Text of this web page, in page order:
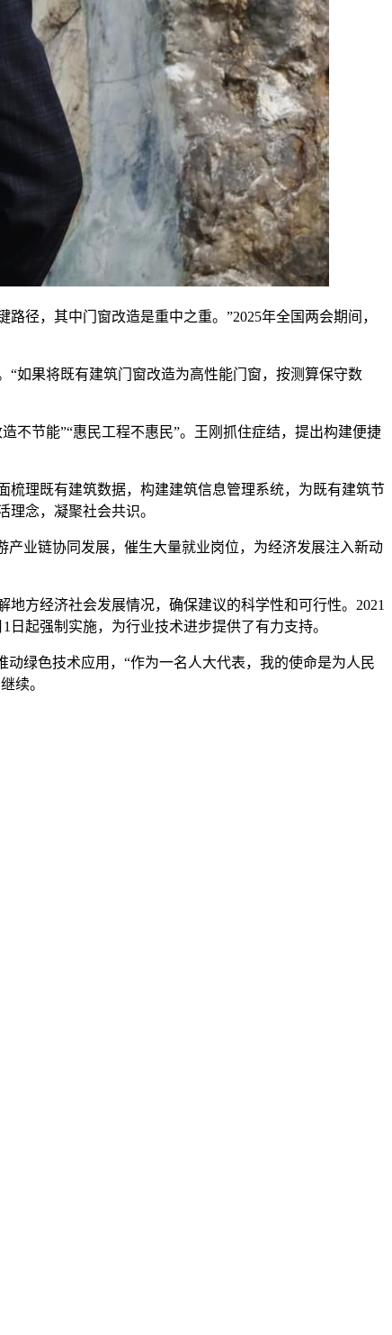
径，其中门窗改造是重中之重。”2025年全国两会期间，
如果将既有建筑门窗改造为高性能门窗，按测算保守数
节能”“惠民工程不惠民”。王刚抓住症结，提出构建便捷
理既有建筑数据，构建建筑信息管理系统，为既有建筑节
念，凝聚社会共识。
业链协同发展，催生大量就业岗位，为经济发展注入新动
方经济社会发展情况，确保建议的科学性和可行性。2021
起强制实施，为行业技术进步提供了有力支持。
绿色技术应用，“作为一名人大代表，我的使命是为人民
续。